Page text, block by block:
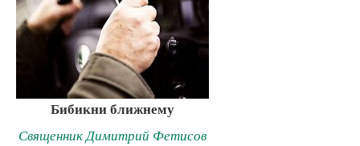
Бибикни ближнему
Священник Димитрий Фетисов